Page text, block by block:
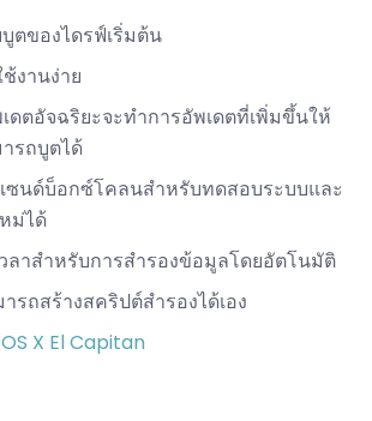
ตของไดรฟ์เริ่มต้น
งานง่าย
ตอัจฉริยะจะทำการอัพเดตที่เพิ่มขึ้นให้
รถบูตได้
ซนด์บ็อกซ์โคลนสำหรับทดสอบระบบและ
ม่ได้
ลาสำหรับการสำรองข้อมูลโดยอัตโนมัติ
ถสร้างสคริปต์สำรองได้เอง
X El Capitan